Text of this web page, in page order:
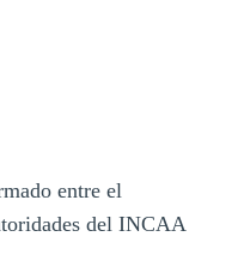
entre el
del INCAA